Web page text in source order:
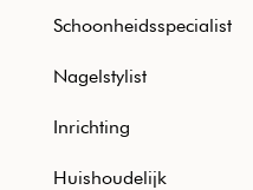
Schoonheidsspecialist
Nagelstylist
Inrichting
Huishoudelijk